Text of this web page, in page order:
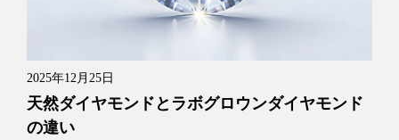
2025年12月25日
天然ダイヤモンドとラボグロウンダイヤモンド
の違い